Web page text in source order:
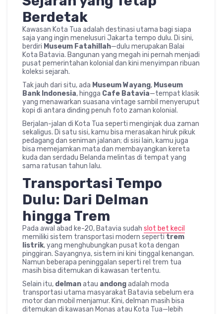
Berdetak
Kawasan Kota Tua adalah destinasi utama bagi siapa
saja yang ingin menelusuri Jakarta tempo dulu. Di sini,
berdiri Museum Fatahillah—dulu merupakan Balai
Kota Batavia. Bangunan yang megah ini pernah menjadi
pusat pemerintahan kolonial dan kini menyimpan ribuan
koleksi sejarah.
Tak jauh dari situ, ada Museum Wayang, Museum
Bank Indonesia, hingga Cafe Batavia—tempat klasik
yang menawarkan suasana vintage sambil menyeruput
kopi di antara dinding penuh foto zaman kolonial.
Berjalan-jalan di Kota Tua seperti menginjak dua zaman
sekaligus. Di satu sisi, kamu bisa merasakan hiruk pikuk
pedagang dan seniman jalanan; di sisi lain, kamu juga
bisa memejamkan mata dan membayangkan kereta
kuda dan serdadu Belanda melintas di tempat yang
sama ratusan tahun lalu.
Transportasi Tempo
Dulu: Dari Delman
hingga Trem
Pada awal abad ke-20, Batavia sudah slot bet kecil
memiliki sistem transportasi modern seperti trem
listrik, yang menghubungkan pusat kota dengan
pinggiran. Sayangnya, sistem ini kini tinggal kenangan.
Namun beberapa peninggalan seperti rel trem tua
masih bisa ditemukan di kawasan tertentu.
Selain itu, delmanatau andongadalah moda
transportasi utama masyarakat Batavia sebelum era
motor dan mobil menjamur. Kini, delman masih bisa
ditemukan di kawasan Monas atau Kota Tua—lebih